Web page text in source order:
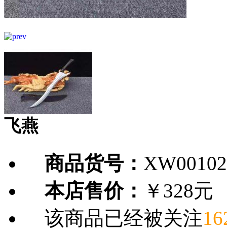
飞燕
商品货号：
本店售价： ￥328元
该商品已经被关注